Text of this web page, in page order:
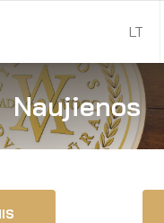
advokatų susirinkimas
tarybos pirmininkas
taryba
Naujienos